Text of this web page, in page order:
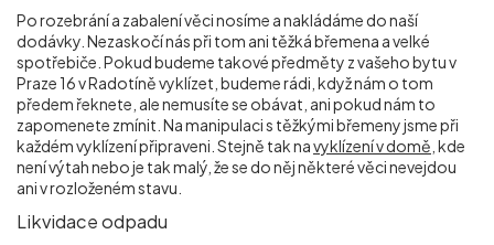
Po rozebrání a zabalení věci nosíme a nakládáme do naší
dodávky. Nezaskočí nás při tom ani těžká břemena a velké
spotřebiče. Pokud budeme takové předměty z vašeho bytu v
Praze 16 v Radotíně vyklízet, budeme rádi, když nám o tom
předem řeknete, ale nemusíte se obávat, ani pokud nám to
zapomenete zmínit. Na manipulaci s těžkými břemeny jsme při
každém vyklízení připraveni. Stejně tak navyklízení v domě , kde
není výtah nebo je tak malý, že se do něj některé věci nevejdou
ani v rozloženém stavu.
Likvidace odpadu